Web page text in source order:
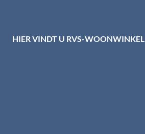
HIER VINDT U RVS-WOONWINKEL